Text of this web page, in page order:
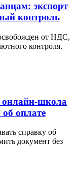
экспорт
контроль
от НДС,
контроля.
онлайн-школа
оплате
справку об
документ без